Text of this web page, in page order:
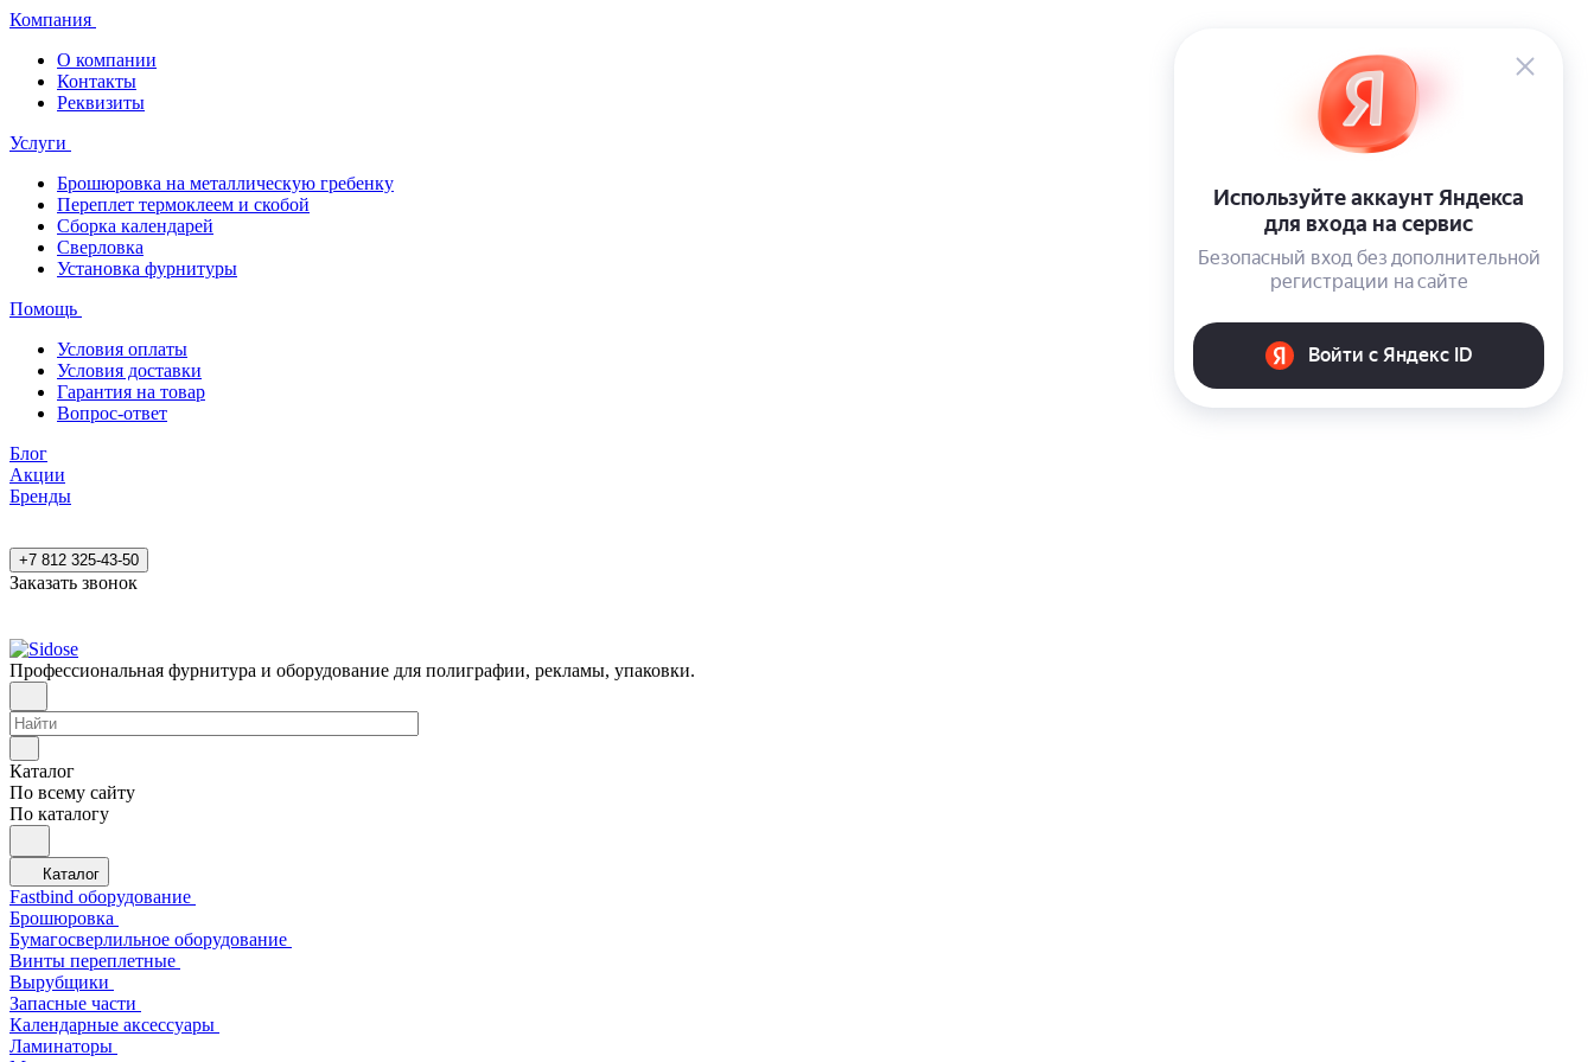
Компания
О компании
Контакты
Реквизиты
Услуги
Брошюровка на металлическую гребенку
Переплет термоклеем и скобой
Сборка календарей
Сверловка
Установка фурнитуры
Помощь
Условия оплаты
Условия доставки
Гарантия на товар
Вопрос-ответ
Блог
Акции
Бренды
+7 812 325-43-50
Заказать звонок
Профессиональная фурнитура и оборудование для полиграфии, рекламы, упаковки.
Каталог
По всему сайту
По каталогу
Каталог
Fastbind оборудование
Брошюровка
Бумагосверлильное оборудование
Винты переплетные
Вырубщики
Запасные части
Календарные аксессуары
Ламинаторы